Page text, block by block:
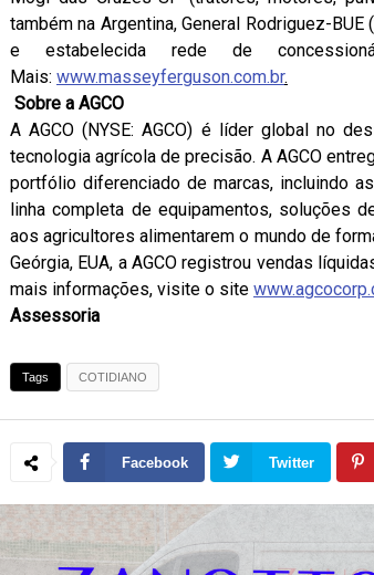
também na Argentina, General Rodriguez-
e estabelecida rede de
Mais: www.masseyferguson.com.br.
Sobre a AGCO
A AGCO (NYSE: AGCO) é líder global no
tecnologia agrícola de precisão. A AGCO
portfólio diferenciado de marcas, incluindo
linha completa de equipamentos, soluções
aos agricultores alimentarem o mundo de
Geórgia, EUA, a AGCO registrou vendas
mais informações, visite o site
Assessoria
Tags COTIDIANO
Facebook Twitter
19°C 19°C 19°C 18°C 18°C